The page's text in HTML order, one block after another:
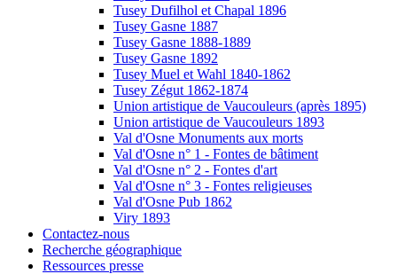
Tusey Dufilhol et Chapal 1896
Tusey Gasne 1887
Tusey Gasne 1888-1889
Tusey Gasne 1892
Tusey Muel et Wahl 1840-1862
Tusey Zégut 1862-1874
Union artistique de Vaucouleurs (après 1895)
Union artistique de Vaucouleurs 1893
Val d'Osne Monuments aux morts
Val d'Osne n° 1 - Fontes de bâtiment
Val d'Osne n° 2 - Fontes d'art
Val d'Osne n° 3 - Fontes religieuses
Val d'Osne Pub 1862
Viry 1893
Contactez-nous
Recherche géographique
Ressources presse